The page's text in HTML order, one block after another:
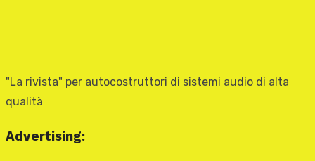
"La rivista" per autocostruttori di sistemi audio di alta
qualità
Advertising: